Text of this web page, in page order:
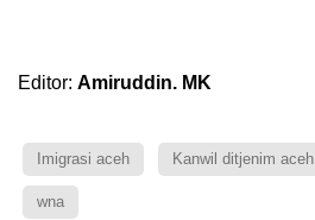
Editor: Amiruddin. MK
Imigrasi aceh Kanwil ditjenim aceh
wna